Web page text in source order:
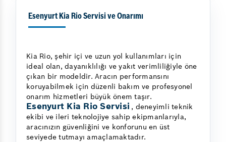
Esenyurt Kia Rio Servisi ve Onarımı
Kia Rio, şehir içi ve uzun yol kullanımları için
ideal olan, dayanıklılığı ve yakıt verimliliğiyle öne
çıkan bir modeldir. Aracın performansını
koruyabilmek için düzenli bakım ve profesyonel
onarım hizmetleri büyük önem taşır.
Esenyurt Kia Rio Servisi , deneyimli teknik
ekibi ve ileri teknolojiye sahip ekipmanlarıyla,
aracınızın güvenliğini ve konforunu en üst
seviyede tutmayı amaçlamaktadır.